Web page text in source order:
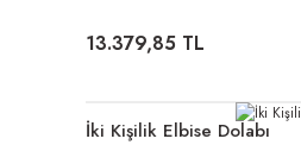
13.379,85 TL
İki Kişilik Elbise Dolabı